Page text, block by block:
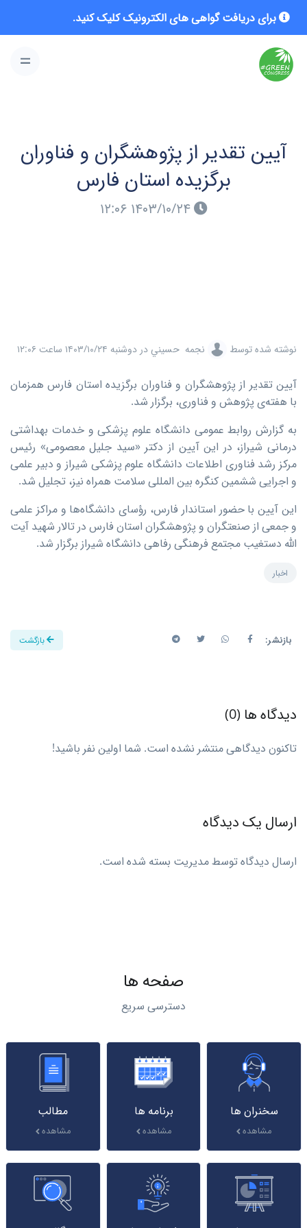
برای دریافت گواهی های الکترونیک کلیک کنید.
آیین تقدیر از پژوهشگران و فناوران
برگزیده استان فارس
۱۴۰۳/۱۰/۲۴ ۱۲:۰۶
نوشته شده توسط نجمه حسيني در دوشنبه ۱۴۰۳/۱۰/۲۴ ساعت ۱۲:۰۶
آیین تقدیر از پژوهشگران و فناوران برگزیده استان فارس همزمان
با هفته‌ی پژوهش و فناوری، برگزار شد.
به گزارش روابط عمومی دانشگاه علوم پزشکی و خدمات بهداشتی
درمانی شیراز، در اين آیین از دكتر «سید جلیل معصومی» رئیس
مرکز رشد فناوری اطلاعات دانشگاه علوم پزشکی شیراز و دبیر علمی
و اجرایی ششمین کنگره بین المللی سلامت همراه نیز، تجليل شد.
این آیین با حضور استاندار فارس، رؤسای دانشگاه‌ها و مراکز علمی
و جمعی از صنعتگران و پژوهشگران استان فارس در تالار شهید آیت
الله دستغیب مجتمع فرهنگی رفاهی دانشگاه شیراز برگزار شد.
اخبار
بازنشر: بازگشت
دیدگاه ها (0)
تاکنون دیدگاهی منتشر نشده است. شما اولین نفر باشید!
ارسال یک دیدگاه
ارسال دیدگاه توسط مدیریت بسته شده است.
صفحه ها
دسترسی سریع
سخنران ها
مشاهده
برنامه ها
مشاهده
مطالب
مشاهده